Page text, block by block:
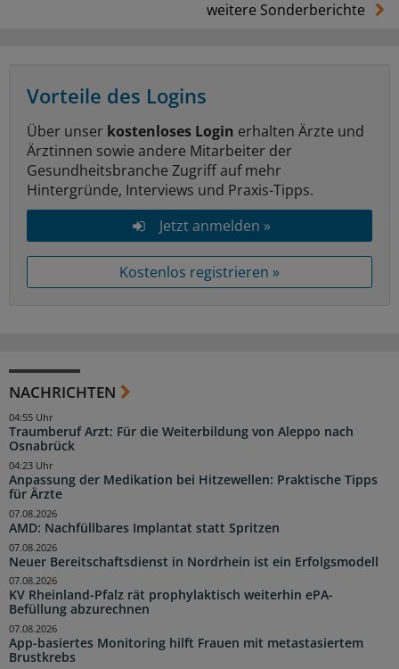
weitere Sonderberichte
Vorteile des Logins
Über unser kostenloses Login erhalten Ärzte und
Ärztinnen sowie andere Mitarbeiter der
Gesundheitsbranche Zugriff auf mehr
Hintergründe, Interviews und Praxis-Tipps.
Jetzt anmelden »
Kostenlos registrieren »
NACHRICHTEN
Traumberuf Arzt: Für die Weiterbildung von Aleppo nach
Osnabrück
04:55 Uhr
Anpassung der Medikation bei Hitzewellen: Praktische Tipps
für Ärzte
04:23 Uhr
AMD: Nachfüllbares Implantat statt Spritzen
07.08.2026
Neuer Bereitschaftsdienst in Nordrhein ist ein Erfolgsmodell
07.08.2026
KV Rheinland-Pfalz rät prophylaktisch weiterhin ePA-
Befüllung abzurechnen
07.08.2026
App-basiertes Monitoring hilft Frauen mit metastasiertem
Brustkrebs
07.08.2026